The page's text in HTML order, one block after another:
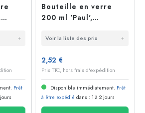
Prêt
Bouteille en verre
200 ml 'Paul',
mécanique
Voir la liste des prix
2,52 €
Prix TTC, hors frais d'expédition
Disponible immédiatement. Prêt
à être expédié dans : 1 à 2 jours